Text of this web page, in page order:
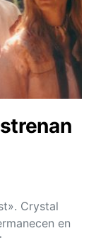
Crystal
en